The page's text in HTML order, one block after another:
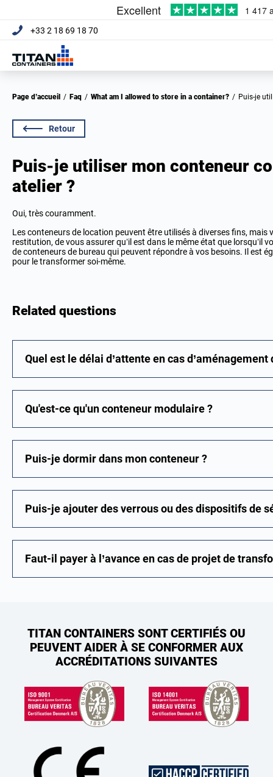
+33 2 18 69 18 70
Page d’accueil / Faq / What am I allowed to store in a container? / Puis-je
Retour
Puis-je utiliser mon conteneur
atelier ?
Oui, très couramment.
Les conteneurs de location peuvent être utilisés à diverses fins, mais
restitution, de vous assurer qu’il est dans le même état que lorsqu’il
de conteneurs de bureau qui peuvent répondre à vos besoins. Il est
pour le transformer soi-même.
Related questions
Quel est le délai d’attente en cas d’aménagement
Qu'est-ce qu'un conteneur modulaire ?
Puis-je dormir dans mon conteneur ?
Puis-je ajouter des verrous ou des dispositifs de
Faut-il payer à l’avance en cas de projet de
TITAN CONTAINERS SONT CERTIFIÉS OU
PEUVENT AIDER À SE CONFORMER AUX
ACCRÉDITATIONS SUIVANTES